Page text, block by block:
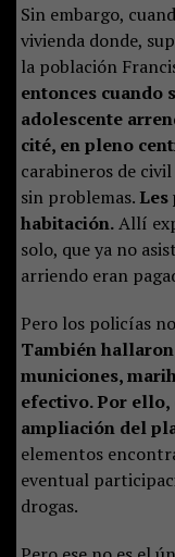
Sin embargo,
vivienda donde,
la población
entonces cuando
adolescente
cité, en pleno
carabineros de
sin problemas.
habitación.Allí
solo, que ya no
arriendo eran
Pero los policías
También
municiones,
efectivo. Por
ampliación del
elementos
eventual
drogas.